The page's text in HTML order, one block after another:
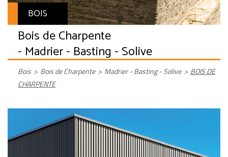
BOIS
Bois de Charpente
- Madrier - Basting - Solive
Bois > Bois de Charpente > Madrier - Basting - Solive > BOIS DE
CHARPENTE